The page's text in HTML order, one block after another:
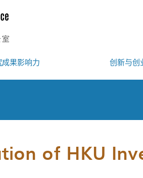
成果影响力 创新与创
of HKU